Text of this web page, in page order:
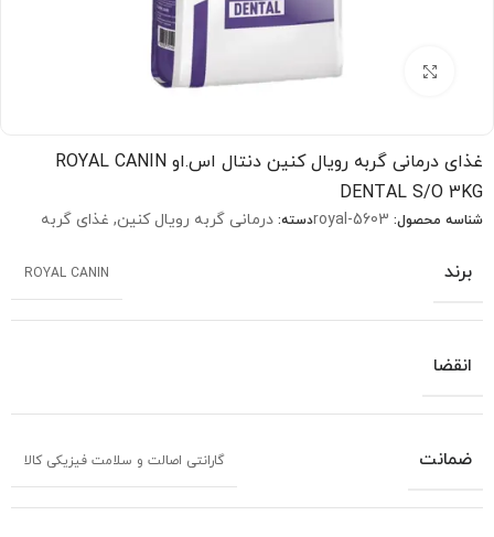
بزرگنمایی تصویر
غذای درمانی گربه رویال کنین دنتال اس.او ROYAL CANIN
DENTAL S/O 3KG
شناسه محصول: royal-5603دسته: درمانی گربه رویال کنین, غذای گربه
برند ROYAL CANIN
انقضا
ضمانت گارانتی اصالت و سلامت فیزیکی کالا